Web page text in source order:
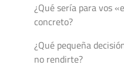
¿Qué sería para vos
concreto?
¿Qué pequeña
no rendirte?